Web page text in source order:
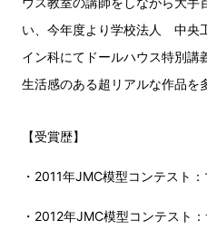
い、今年度より学校法人 中央
イン科にてドールハウス特別講
生活感のある超リアルな作品を
【受賞歴】
・2011年JMC模型コンテスト
・2012年JMC模型コンテスト